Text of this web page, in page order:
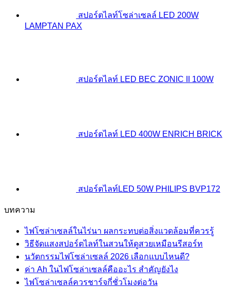
สปอร์ตไลท์โซล่าเซลล์ LED 200W
LAMPTAN PAX
สปอร์ตไลท์ LED BEC ZONIC II 100W
สปอร์ตไลท์ LED 400W ENRICH BRICK
สปอร์ตไลท์LED 50W PHILIPS BVP172
บทความ
ไฟโซล่าเซลล์ในไร่นา ผลกระทบต่อสิ่งแวดล้อมที่ควรรู้
วิธีจัดแสงสปอร์ตไลท์ในสวนให้ดูสวยเหมือนรีสอร์ท
นวัตกรรมไฟโซล่าเซลล์ 2026 เลือกแบบไหนดี?
ค่า Ah ในไฟโซล่าเซลล์คืออะไร สำคัญยังไง
ไฟโซล่าเซลล์ควรชาร์จกี่ชั่วโมงต่อวัน